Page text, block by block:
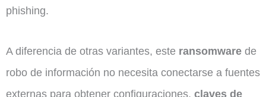
phishing.
A diferencia de otras variantes, este ransomware de
robo de información no necesita conectarse a fuentes
externas para obtener configuraciones, claves de